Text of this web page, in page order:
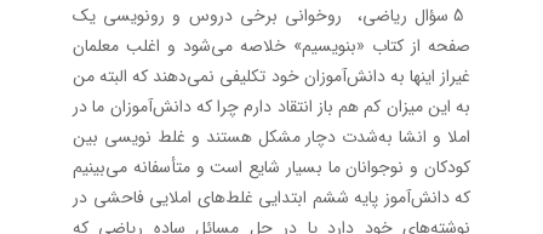
5 سؤال ریاضی، روخوانی برخی دروس و رونویسی یک
صفحه از کتاب «بنویسیم» خلاصه می‌شود و اغلب معلمان
غیراز اینها به دانش‌آموزان خود تکلیفی نمی‌دهند که البته من
به این میزان کم هم باز انتقاد دارم چرا که دانش‌آموزان ما در
املا و انشا به‌شدت دچار مشکل هستند و غلط نویسی بین
کودکان و نوجوانان ما بسیار شایع است و متأسفانه می‌بینیم
که دانش‌آموز پایه ششم ابتدایی غلط‌های املایی فاحشی در
نوشته‌های خود دارد یا در حل مسائل ساده ریاضی که